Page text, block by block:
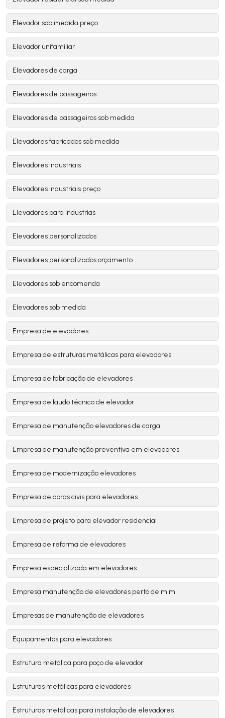
Elevador sob medida preço
Elevador unifamiliar
Elevadores de carga
Elevadores de passageiros
Elevadores de passageiros sob medida
Elevadores fabricados sob medida
Elevadores industriais
Elevadores industriais preço
Elevadores para indústrias
Elevadores personalizados
Elevadores personalizados orçamento
Elevadores sob encomenda
Elevadores sob medida
Empresa de elevadores
Empresa de estruturas metálicas para elevadores
Empresa de fabricação de elevadores
Empresa de laudo técnico de elevador
Empresa de manutenção elevadores de carga
Empresa de manutenção preventiva em elevadores
Empresa de modernização elevadores
Empresa de obras civis para elevadores
Empresa de projeto para elevador residencial
Empresa de reforma de elevadores
Empresa especializada em elevadores
Empresa manutenção de elevadores perto de mim
Empresas de manutenção de elevadores
Equipamentos para elevadores
Estrutura metálica para poço de elevador
Estruturas metálicas para elevadores
Estruturas metálicas para instalação de elevadores